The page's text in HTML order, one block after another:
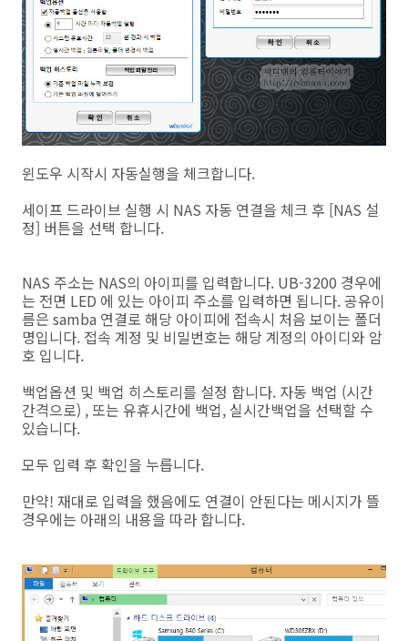
윈도우 시작시 자동실행을 체크합니다.
세이프 드라이브 실행 시 NAS 자동 연결을 체크 후 [NAS 설
정] 버튼을 선택 합니다.
NAS 주소는 NAS의 아이피를 입력합니다. UB-3200 경우에
는 전면 LED 에 있는 아이피 주소를 입력하면 됩니다. 공유이
름은 samba 연결로 해당 아이피에 접속시 처음 보이는 폴더
명입니다. 접속 계정 및 비밀번호는 해당 계정의 아이디와 암
호 입니다.
백업옵션 및 백업 히스토리를 설정 합니다. 자동 백업 (시간
간격으로) , 또는 유휴시간에 백업, 실시간백업을 선택할 수
있습니다.
모두 입력 후 확인을 누릅니다.
만약! 재대로 입력을 했음에도 연결이 안된다는 메시지가 뜰
경우에는 아래의 내용을 따라 합니다.